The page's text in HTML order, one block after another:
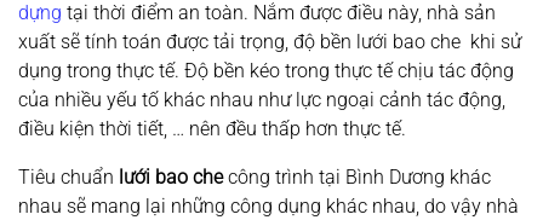
dựng tại thời điểm an toàn. Nắm được điều này, nhà sản
xuất sẽ tính toán được tải trọng, độ bền lưới bao che khi sử
dụng trong thực tế. Độ bền kéo trong thực tế chịu tác động
của nhiều yếu tố khác nhau như lực ngoại cảnh tác động,
điều kiện thời tiết, … nên đều thấp hơn thực tế.
Tiêu chuẩn lưới bao checông trình tại Bình Dương khác
nhau sẽ mang lại những công dụng khác nhau, do vậy nhà